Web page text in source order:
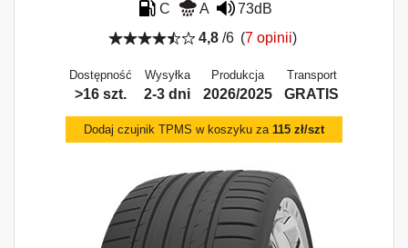
C A
73dB
4,8 /6 (7 opinii)
Dostępność
>16 szt.
Wysyłka
2-3 dni
Produkcja
2026/2025
Transport
GRATIS
Dodaj czujnik TPMS w koszyku za 115 zł/szt